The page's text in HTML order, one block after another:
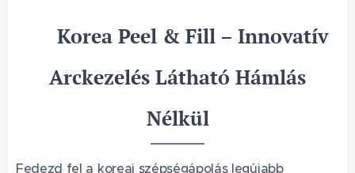
✨ Korea Peel & Fill – Innovatív
Arckezelés Látható Hámlás
Nélkül
Fedezd fel a koreai szépségápolás legújabb